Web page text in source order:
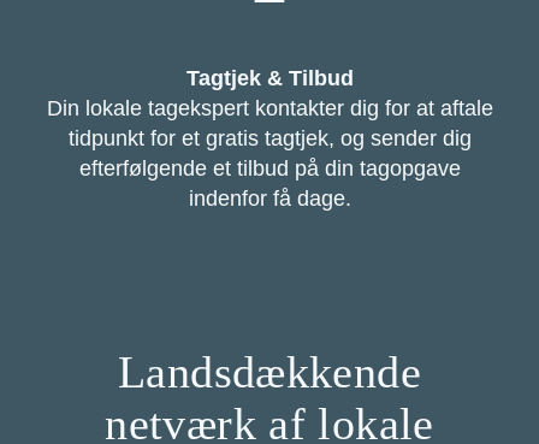
Tagtjek & Tilbud
Din lokale tagekspert kontakter dig for at aftale
tidpunkt for et gratis tagtjek, og sender dig
efterfølgende et tilbud på din tagopgave
indenfor få dage.
Landsdækkende
netværk af lokale